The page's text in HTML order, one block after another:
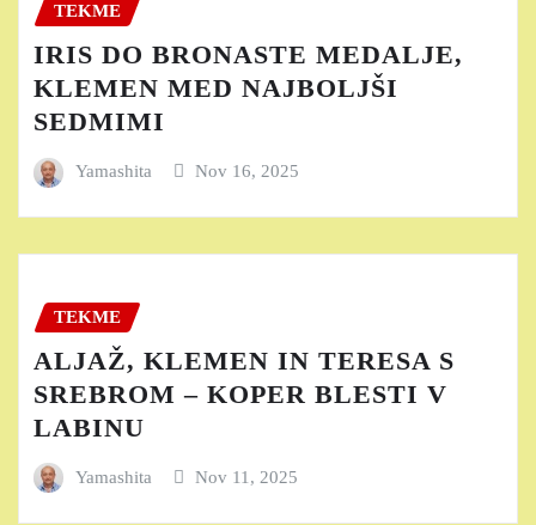
TEKME
IRIS DO BRONASTE MEDALJE,
KLEMEN MED NAJBOLJŠI
SEDMIMI
Yamashita Nov 16, 2025
TEKME
ALJAŽ, KLEMEN IN TERESA S
SREBROM – KOPER BLESTI V
LABINU
Yamashita Nov 11, 2025